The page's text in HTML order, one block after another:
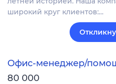
широкий круг клиентов:…
Офис-менеджер/
80 000